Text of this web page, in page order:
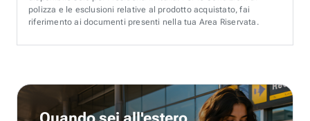
polizza e le esclusioni relative al prodotto acquistato, fai
riferimento ai documenti presenti nella tua Area Riservata.